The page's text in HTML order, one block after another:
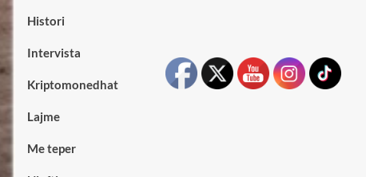
Histori
Intervista
Kriptomonedhat
Lajme
Me teper